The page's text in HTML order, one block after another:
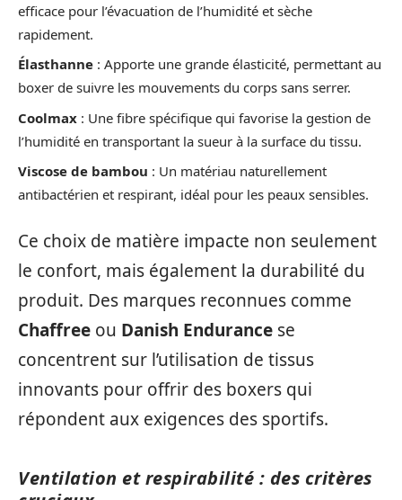
efficace pour l’évacuation de l’humidité et sèche
rapidement.
Élasthanne : Apporte une grande élasticité, permettant au
boxer de suivre les mouvements du corps sans serrer.
Coolmax : Une fibre spécifique qui favorise la gestion de
l’humidité en transportant la sueur à la surface du tissu.
Viscose de bambou : Un matériau naturellement
antibactérien et respirant, idéal pour les peaux sensibles.
Ce choix de matière impacte non seulement
le confort, mais également la durabilité du
produit. Des marques reconnues comme
Chaffree ou Danish Endurance se
concentrent sur l’utilisation de tissus
innovants pour offrir des boxers qui
répondent aux exigences des sportifs.
Ventilation et respirabilité : des critères